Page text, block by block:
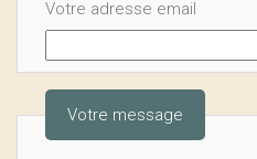
Votre adresse email
Votre message